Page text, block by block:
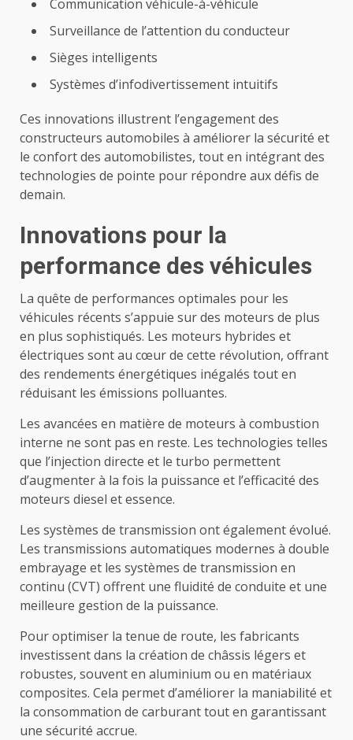
Communication véhicule-à-véhicule
Surveillance de l’attention du conducteur
Sièges intelligents
Systèmes d’infodivertissement intuitifs
Ces innovations illustrent l’engagement des
constructeurs automobiles à améliorer la sécurité et
le confort des automobilistes, tout en intégrant des
technologies de pointe pour répondre aux défis de
demain.
Innovations pour la
performance des véhicules
La quête de performances optimales pour les
véhicules récents s’appuie sur des moteurs de plus
en plus sophistiqués. Les moteurs hybrides et
électriques sont au cœur de cette révolution, offrant
des rendements énergétiques inégalés tout en
réduisant les émissions polluantes.
Les avancées en matière de moteurs à combustion
interne ne sont pas en reste. Les technologies telles
que l’injection directe et le turbo permettent
d’augmenter à la fois la puissance et l’efficacité des
moteurs diesel et essence.
Les systèmes de transmission ont également évolué.
Les transmissions automatiques modernes à double
embrayage et les systèmes de transmission en
continu (CVT) offrent une fluidité de conduite et une
meilleure gestion de la puissance.
Pour optimiser la tenue de route, les fabricants
investissent dans la création de châssis légers et
robustes, souvent en aluminium ou en matériaux
composites. Cela permet d’améliorer la maniabilité et
la consommation de carburant tout en garantissant
une sécurité accrue.